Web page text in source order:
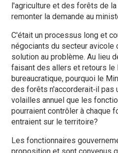
l'agriculture et des forêts de
remonter la demande au
C'était un processus long et
négociants du secteur avicole
solution au problème. Au lieu
faisant des allers et retours le
bureaucratique, pourquoi le
des forêts n'accorderait‑il pas
volailles annuel que les
pourraient contrôler à chaque
entraient sur le territoire?
Les fonctionnaires